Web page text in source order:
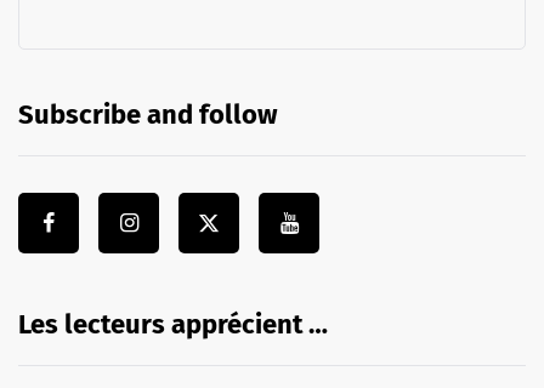
Subscribe and follow
Les lecteurs apprécient …